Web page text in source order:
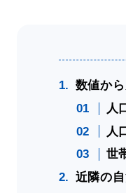
数値か
人
人
世
近隣の